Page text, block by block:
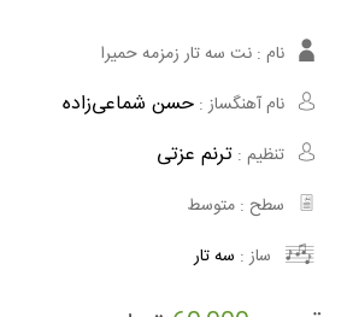
نام : نت سه تار زمزمه حمیرا
نام آهنگساز : حسن شماعی‌زاده
تنظیم : ترنم عزتی
سطح : متوسط
ساز : سه تار